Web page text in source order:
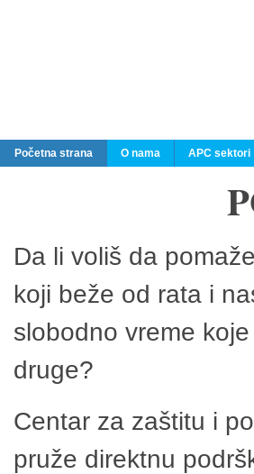
Početna strana O nama APC sektori
Da li voliš da
koji beže od rata i
slobodno vreme
druge?
Centar za zaštitu i
pruže direktnu